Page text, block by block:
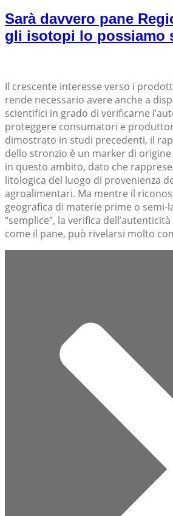
Sarà davvero pane
gli isotopi lo possiamo
Il crescente interesse verso i
rende necessario avere anche a
scientifici in grado di verificarne
proteggere consumatori e
dimostrato in studi precedenti, il
dello stronzio è un marker di
in questo ambito, dato che
litologica del luogo di provenienza
agroalimentari. Ma mentre il
geografica di materie prime o semi-
“semplice”, la verifica
come il pane, può rivelarsi molto